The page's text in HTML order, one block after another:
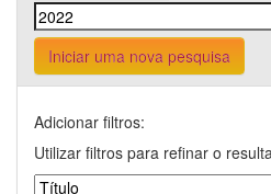
Iniciar uma nova pesquisa
Adicionar filtros:
Utilizar filtros para refinar o